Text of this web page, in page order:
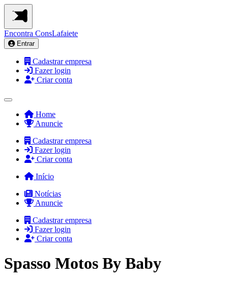
Encontra ConsLafaiete
Entrar
Cadastrar empresa
Fazer login
Criar conta
Home
Anuncie
Cadastrar empresa
Fazer login
Criar conta
Início
Notícias
Anuncie
Cadastrar empresa
Fazer login
Criar conta
Spasso Motos By Baby